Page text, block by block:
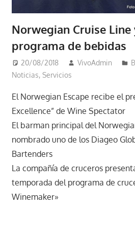
Norwegian Cruise
programa de bebidas
20/08/2018 VivoAdmin
Noticias, Servicios
El Norwegian Escape recibe el
Excellence” de Wine Spectator
El barman principal del
nombrado uno de los Diageo
Bartenders
La compañía de cruceros
temporada del programa de
Winemaker»